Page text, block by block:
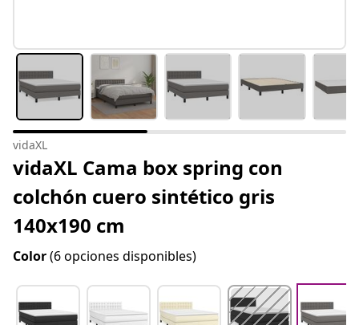
vidaXL
vidaXL Cama box spring con
colchón cuero sintético gris
140x190 cm
Color(6 opciones disponibles)